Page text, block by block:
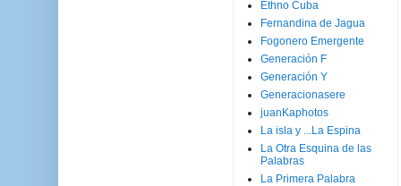
Ethno Cuba
Fernandina de Jagua
Fogonero Emergente
Generación F
Generación Y
Generacionasere
juanKaphotos
La isla y ...La Espina
La Otra Esquina de las
Palabras
La Primera Palabra